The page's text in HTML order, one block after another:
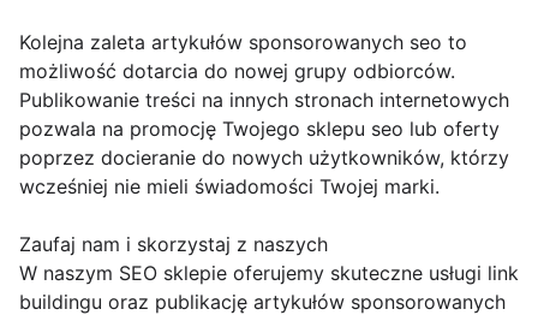
Kolejna zaleta artykułów sponsorowanych seo to
możliwość dotarcia do nowej grupy odbiorców.
Publikowanie treści na innych stronach internetowych
pozwala na promocję Twojego sklepu seo lub oferty
poprzez docieranie do nowych użytkowników, którzy
wcześniej nie mieli świadomości Twojej marki.
Zaufaj nam i skorzystaj z naszych
W naszym SEO sklepie oferujemy skuteczne usługi link
buildingu oraz publikację artykułów sponsorowanych